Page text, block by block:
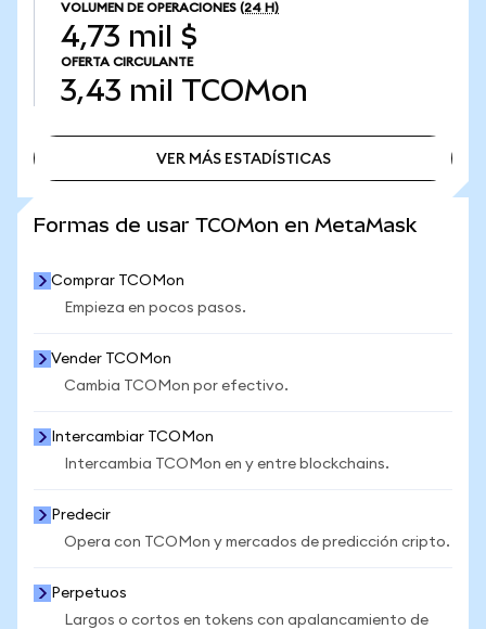
VOLUMEN DE OPERACIONES (24 H)
4,73 mil $
OFERTA CIRCULANTE
3,43 mil TCOMon
VER MÁS ESTADÍSTICAS
Formas de usar TCOMon en MetaMask
Comprar TCOMon
Empieza en pocos pasos.
Vender TCOMon
Cambia TCOMon por efectivo.
Intercambiar TCOMon
Intercambia TCOMon en y entre blockchains.
Predecir
Opera con TCOMon y mercados de predicción cripto.
Perpetuos
Largos o cortos en tokens con apalancamiento de